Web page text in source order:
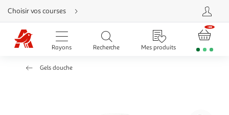
Aller
directement
au
contenu
Aller
directement
Aller
Choisir vos courses
Rayons Recherche Mes produits
Gels douche